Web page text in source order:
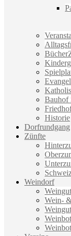
Bauhof
Historie
Dorfrundgang
Zünfte
Weindorf
Wein-